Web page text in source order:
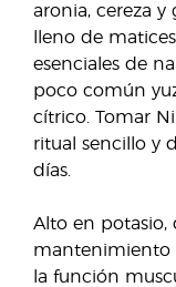
aronia, cereza
lleno de
esenciales de
poco común
cítrico. Tomar
ritual sencillo y
días.
Alto en potasio,
mantenimiento
la función